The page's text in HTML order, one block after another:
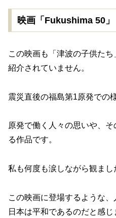
映画「Fukushima 50」
この映画も「津波の子供た
紹介されていません。
震災直後の福島第1原発での
原発で働く人々の思いや、
る作品です。
私も何度も涙しながら観まし
この映画に登場するような
日本は平和であるのだと感じ